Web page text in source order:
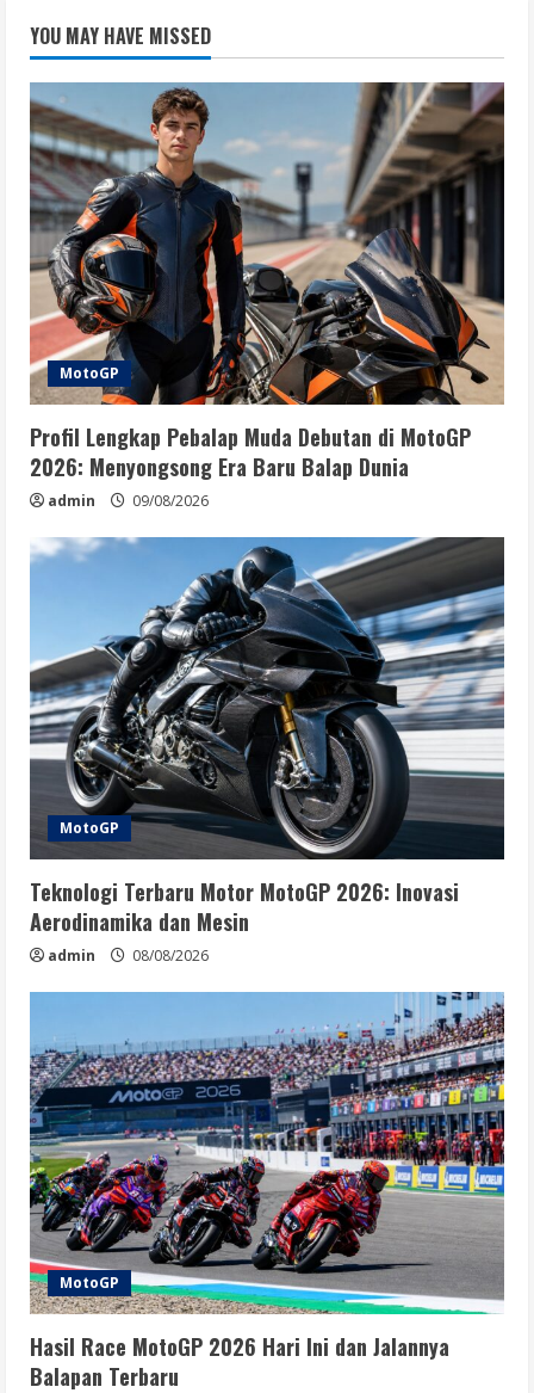
YOU MAY HAVE MISSED
MotoGP
Profil Lengkap Pebalap Muda Debutan di MotoGP
2026: Menyongsong Era Baru Balap Dunia
admin 09/08/2026
MotoGP
Teknologi Terbaru Motor MotoGP 2026: Inovasi
Aerodinamika dan Mesin
admin 08/08/2026
MotoGP
Hasil Race MotoGP 2026 Hari Ini dan Jalannya
Balapan Terbaru